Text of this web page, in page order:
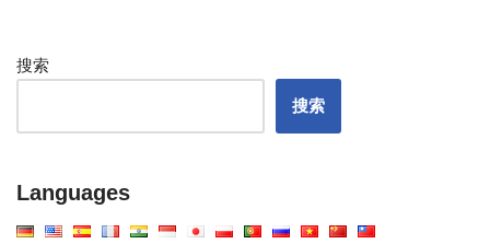
搜索
搜索
Languages